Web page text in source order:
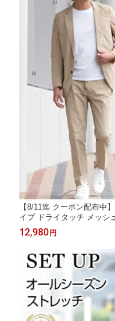
【8/11迄 クーポン配布中
イプ ドライタッチ メッシ
ージーケア 涼感 軽量 カジ
ュアル ビジカジ 【スーツ
12,980円